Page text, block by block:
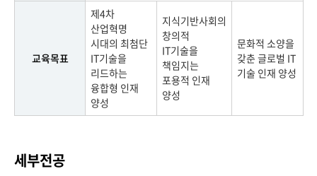
교육목표
제4차
산업혁명
시대의 최첨단
IT기술을
리드하는
융합형 인재
양성
지식기반사회의
창의적
IT기술을
책임지는
포용적 인재
양성
문화적 소양을
갖춘 글로벌 IT
기술 인재 양성
세부전공